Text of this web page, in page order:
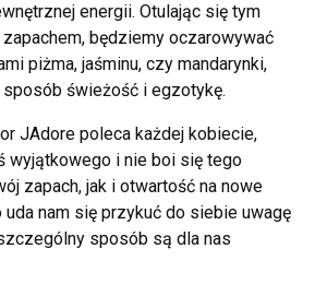
energii. Otulając się tym
będziemy oczarowywać
piżma, jaśminu, czy mandarynki,
świeżość i egzotykę.
JAdore poleca każdej kobiecie,
wyjątkowego i nie boi się tego
zapach, jak i otwartość na nowe
uda nam się przykuć do siebie uwagę
sposób są dla nas